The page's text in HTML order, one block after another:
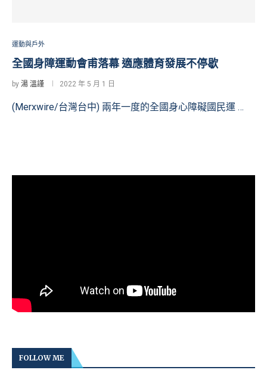
運動與戶外
全國身障運動會甫落幕 適應體育發展不停歇
by 湯 溫謹 2022 年 5 月 1 日
(Merxwire/台灣台中) 兩年一度的全國身心障礙國民運 …
FOLLOW ME